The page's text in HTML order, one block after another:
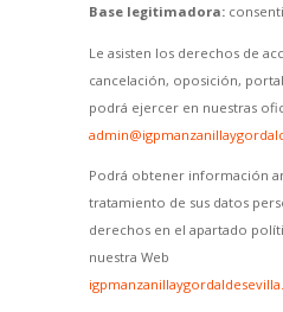
Base legitimadora:
Le asisten los derechos de
cancelación, oposición,
podrá ejercer en nuestras
Podrá obtener información
tratamiento de sus datos
derechos en el apartado
nuestra Web